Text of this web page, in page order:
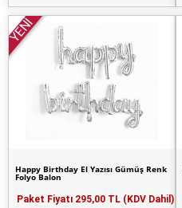
YENİ
Happy Birthday El Yazısı Gümüş Renk
Folyo Balon
Paket Fiyatı 295,00 TL (KDV Dahil)